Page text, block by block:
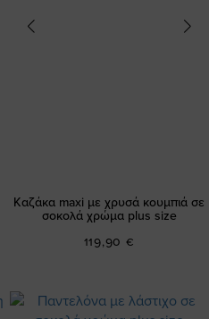
Καζάκα maxi με χρυσά κουμπιά σε
σοκολά χρώμα plus size
119,90 €